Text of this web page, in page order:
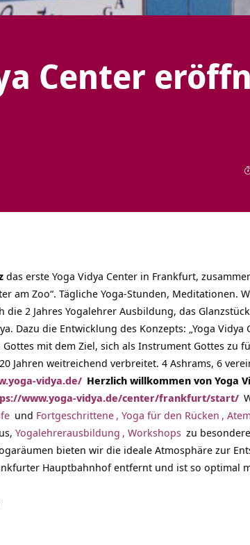
Center
das erste Yoga Vidya Center in Frankfurt,
am Zoo“. Tägliche Yoga-Stunden, Meditationen.
2 Jahres Yogalehrer Ausbildung, das
Dazu die Entwicklung des Konzepts: „Yoga
mit dem Ziel, sich als Instrument Gottes zu
Jahren weitreichend verbreitet. 4 Ashrams, 6
vidya.de/ Herzlich willkommen von Yoga
www.yoga-vidya.de/center/frankfurt/start/
und Fortgeschrittene , Yoga für den Rücken ,
Yogalehrerausbildung , Workshops zu
bieten wir die ideale Atmosphäre zur
Hauptbahnhof entfernt und ist so optimal